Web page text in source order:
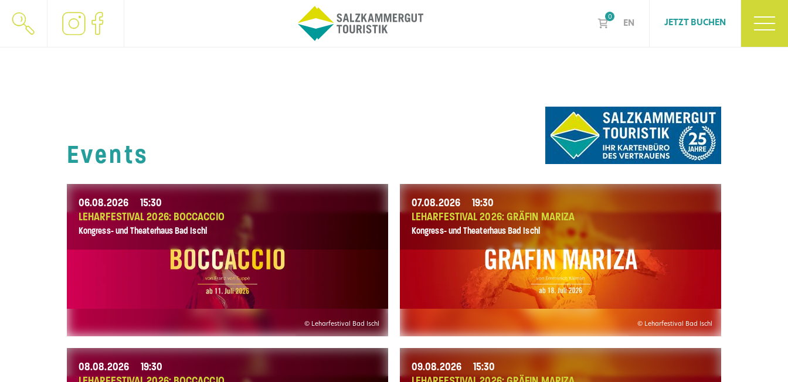
0
EN JETZT BUCHEN
Events
06.08.2026
15:30
LEHARFESTIVAL 2026: BOCCACCIO
Kongress- und Theaterhaus Bad Ischl
© Leharfestival Bad Ischl
07.08.2026
19:30
LEHARFESTIVAL 2026: GRÄFIN MARIZA
Kongress- und Theaterhaus Bad Ischl
© Leharfestival Bad Ischl
08.08.2026
19:30
09.08.2026
15:30